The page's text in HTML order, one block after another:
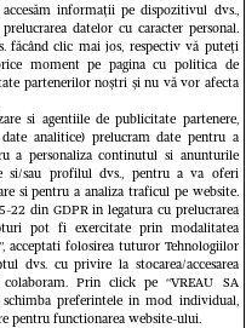
informații pe dispozitivul dvs.,
datelor cu caracter personal.
făcând clic mai jos, respectiv vă puteți
moment pe pagina cu politica de
partenerilor noștri și nu vă vor afecta
si agentiile de publicitate partenere,
analitice) prelucram date pentru a
a personaliza continutul si anunturile
si/sau profilul dvs., pentru a va oferi
si pentru a analiza traficul pe website.
22 din GDPR in legatura cu prelucrarea
pot fi exercitate prin modalitatea
acceptati folosirea tuturor Tehnologiilor
dvs. cu privire la stocarea/accesarea
Prin click pe “VREAU SA
preferintele in mod individual,
pentru functionarea website-ului.